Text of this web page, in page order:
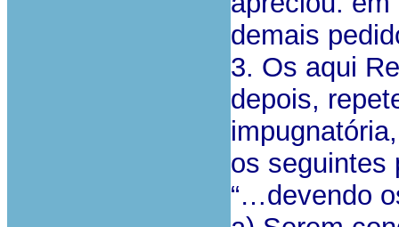
demais
3. Os aqui
depois,
os seguintes
“…devendo